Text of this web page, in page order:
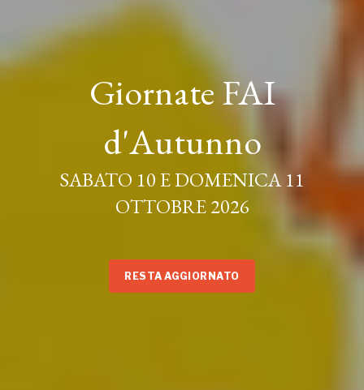
Giornate FAI
d'Autunno
SABATO 10 E DOMENICA 11
OTTOBRE 2026
RESTA AGGIORNATO